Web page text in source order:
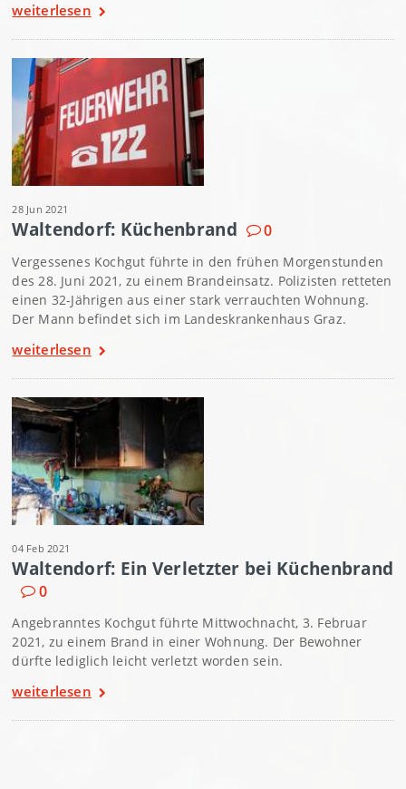
weiterlesen
28 Jun 2021
Waltendorf: Küchenbrand 0
Vergessenes Kochgut führte in den frühen Morgenstunden
des 28. Juni 2021, zu einem Brandeinsatz. Polizisten retteten
einen 32-Jährigen aus einer stark verrauchten Wohnung.
Der Mann befindet sich im Landeskrankenhaus Graz.
weiterlesen
04 Feb 2021
Waltendorf: Ein Verletzter bei Küchenbrand
0
Angebranntes Kochgut führte Mittwochnacht, 3. Februar
2021, zu einem Brand in einer Wohnung. Der Bewohner
dürfte lediglich leicht verletzt worden sein.
weiterlesen